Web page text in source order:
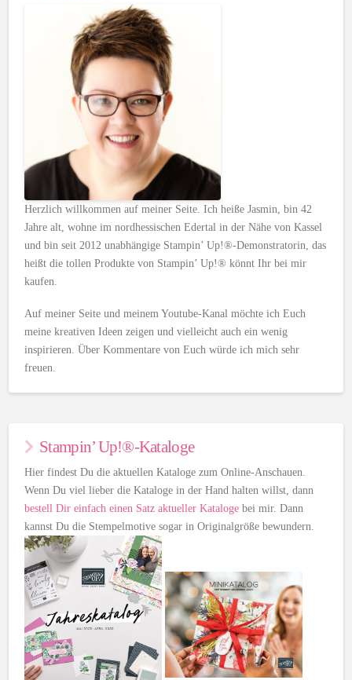
Herzlich willkommen auf meiner Seite. Ich heiße Jasmin, bin 42
Jahre alt, wohne im nordhessischen Edertal in der Nähe von Kassel
und bin seit 2012 unabhängige Stampin’ Up!®-Demonstratorin, das
heißt die tollen Produkte von Stampin’ Up!® könnt Ihr bei mir
kaufen.
Auf meiner Seite und meinem Youtube-Kanal möchte ich Euch
meine kreativen Ideen zeigen und vielleicht auch ein wenig
inspirieren. Über Kommentare von Euch würde ich mich sehr
freuen.
Stampin’ Up!®-Kataloge
Hier findest Du die aktuellen Kataloge zum Online-Anschauen.
Wenn Du viel lieber die Kataloge in der Hand halten willst, dann
bestell Dir einfach einen Satz aktueller Kataloge bei mir. Dann
kannst Du die Stempelmotive sogar in Originalgröße bewundern.